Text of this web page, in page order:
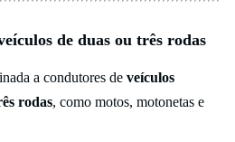
de duas ou três rodas
a condutores de veículos
rodas, como motos, motonetas e